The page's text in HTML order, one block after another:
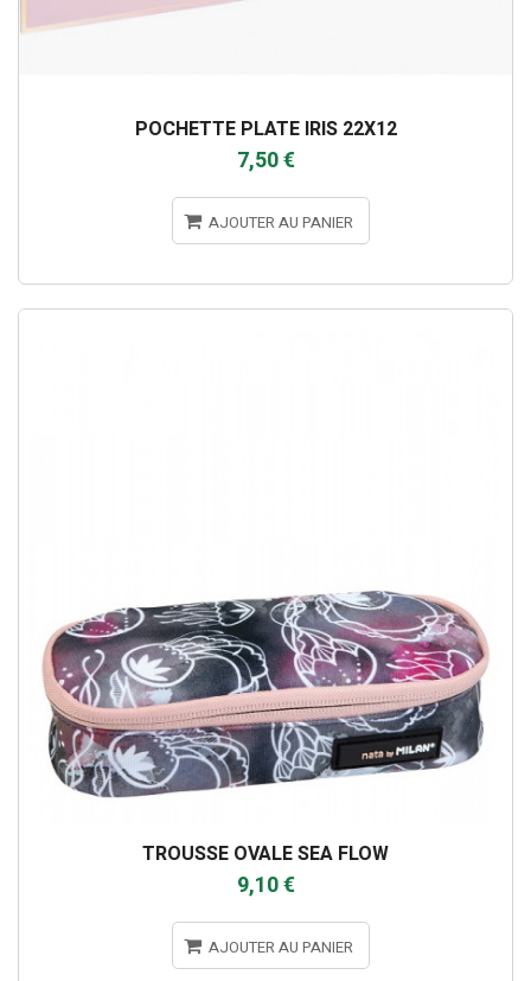
POCHETTE PLATE IRIS 22X12
7,50 €
AJOUTER AU PANIER
TROUSSE OVALE SEA FLOW
9,10 €
AJOUTER AU PANIER